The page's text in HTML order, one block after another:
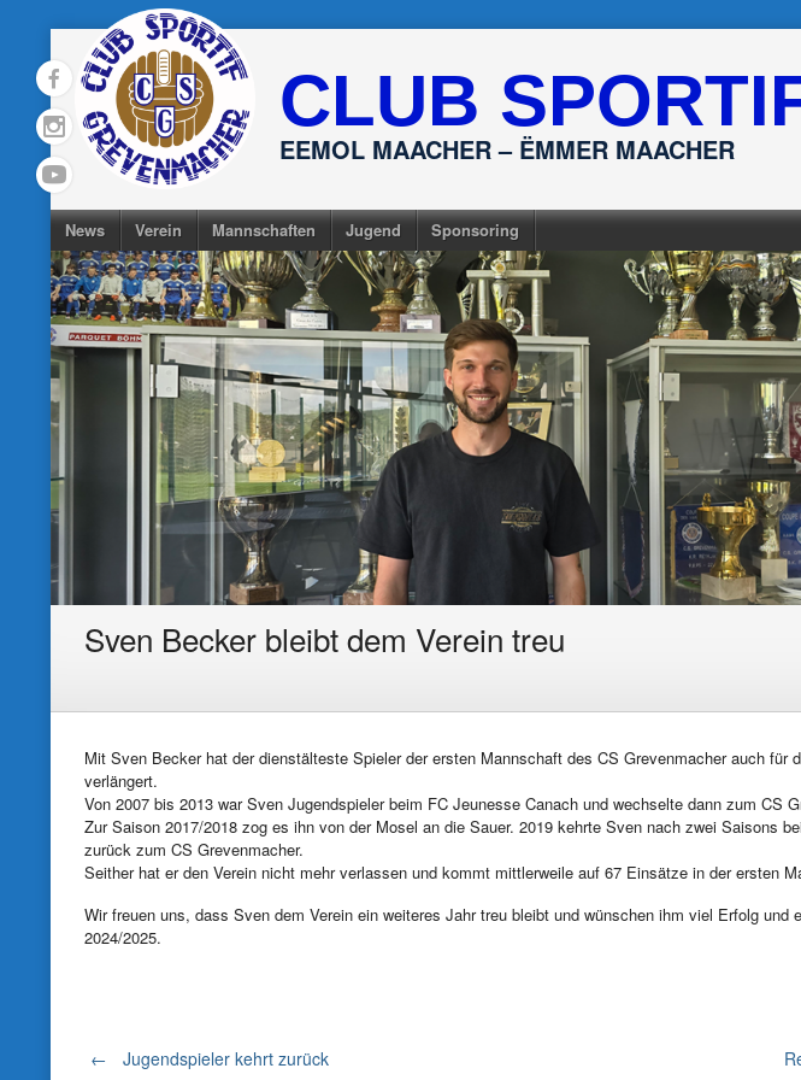
to
content
CLUB
EEMOL MAACHER – ËMMER MAACHER
News Verein Mannschaften Jugend Sponsoring
Sven Becker bleibt dem Verein treu
Mit Sven Becker hat der dienstälteste Spieler der ersten Mannschaft des CS Grevenmacher auch für
verlängert.
Von 2007 bis 2013 war Sven Jugendspieler beim FC Jeunesse Canach und wechselte dann zum CS
Zur Saison 2017/2018 zog es ihn von der Mosel an die Sauer. 2019 kehrte Sven nach zwei Saisons
zurück zum CS Grevenmacher.
Seither hat er den Verein nicht mehr verlassen und kommt mittlerweile auf 67 Einsätze in der ersten
Wir freuen uns, dass Sven dem Verein ein weiteres Jahr treu bleibt und wünschen ihm viel Erfolg und
2024/2025.
← Jugendspieler kehrt zurück